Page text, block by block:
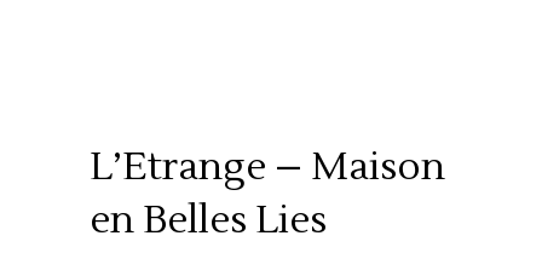
L’Etrange – Maison
en Belles Lies